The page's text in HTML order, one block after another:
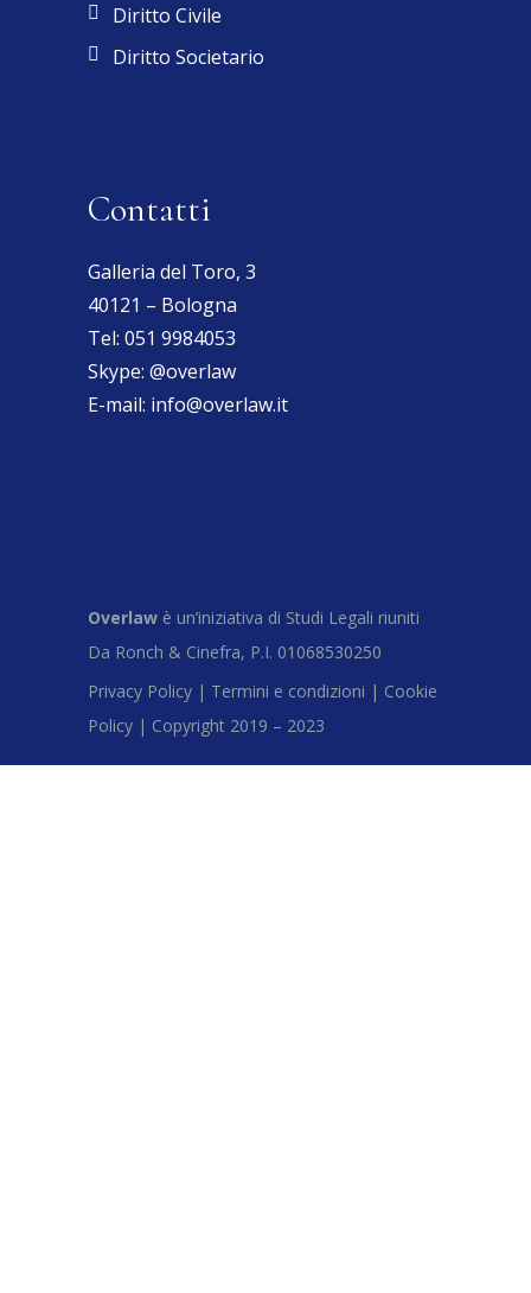
Diritto Civile
Diritto Societario
Contatti
Galleria del Toro, 3
40121 – Bologna
Tel: 051 9984053
Skype: @overlaw
E-mail: info@overlaw.it
Overlaw è un’iniziativa di Studi Legali riuniti
Da Ronch & Cinefra, P.I. 01068530250
Privacy Policy | Termini e condizioni | Cookie
Policy | Copyright 2019 – 2023